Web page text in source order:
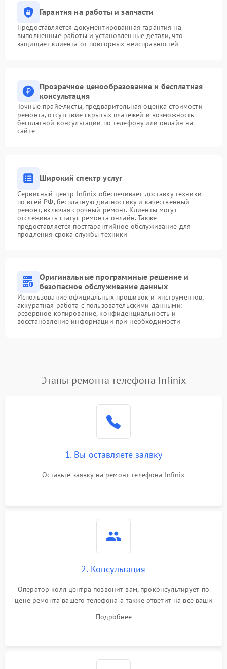
Гарантия на работы и запчасти
Предоставляется документированная гарантия на
выполненные работы и установленные детали, что
защищает клиента от повторных неисправностей
Прозрачное ценообразование и бесплатная
консультация
Точные прайс-листы, предварительная оценка стоимости
ремонта, отсутствие скрытых платежей и возможность
бесплатной консультации по телефону или онлайн на
сайте
Широкий спектр услуг
Сервисный центр Infinix обеспечивает доставку техники
по всей РФ, бесплатную диагностику и качественный
ремонт, включая срочный ремонт. Клиенты могут
отслеживать статус ремонта онлайн. Также
предоставляется постгарантийное обслуживание для
продления срока службы техники
Оригинальные программные решение и
безопасное обслуживание данных
Использование официальных прошивок и инструментов,
аккуратная работа с пользовательскими данными:
резервное копирование, конфиденциальность и
восстановление информации при необходимости
Этапы ремонта телефона Infinix
1. Вы оставляете заявку
Оставьте заявку на ремонт телефона Infinix
2. Консультация
Оператор колл центра позвонит вам, проконсультирует по
цене ремонта вашего телефона а также ответит на все ваши
Подробнее